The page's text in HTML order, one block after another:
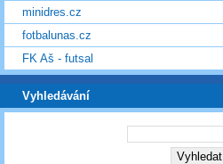
minidres.cz
fotbalunas.cz
FK Aš - futsal
Vyhledávání